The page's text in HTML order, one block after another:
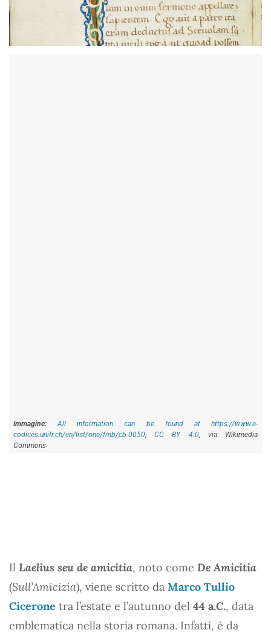
All information can be found at https://www.e-
codices.unifr.ch/en/list/one/fmb/cb-0050 ,CC BY 4.0, via Wikimedia
Commons
Il Laelius seu de amicitia, noto come De Amicitia
(Sull’Amicizia), viene scritto da Marco Tullio
Cicerone tra l’estate e l’autunno del 44 a.C., data
emblematica nella storia romana. Infatti, è da